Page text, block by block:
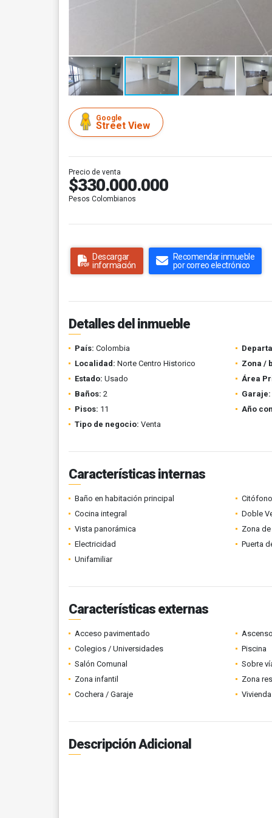
Google
Street View
Precio de venta
$330.000.000
Pesos Colombianos
Descargar
información
Recomendar inmueble
por correo electrónico
Detalles del inmueble
País: Colombia
Localidad: Norte Centro Historico Zona /
Estado: Usado Área
Baños: 2 Garaje:
Pisos: 11 Año
Tipo de negocio: Venta
Características internas
Baño en habitación principal
Cocina integral
Doble
Vista panorámica
Zona
Electricidad
Puerta
Unifamiliar
Características externas
Acceso pavimentado
Colegios / Universidades
Piscina
Salón Comunal
Sobre
Zona infantil
Zona
Cochera / Garaje
Descripción Adicional